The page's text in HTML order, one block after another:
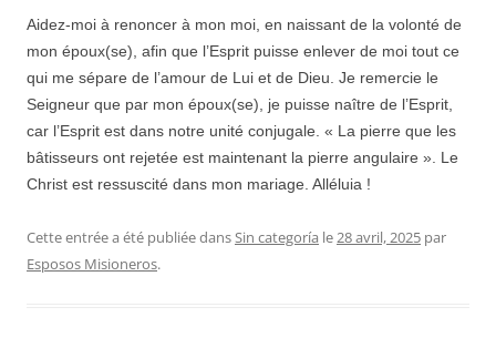
Aidez-moi à renoncer à mon moi, en naissant de la volonté de
mon époux(se), afin que l’Esprit puisse enlever de moi tout ce
qui me sépare de l’amour de Lui et de Dieu. Je remercie le
Seigneur que par mon époux(se), je puisse naître de l’Esprit,
car l’Esprit est dans notre unité conjugale. « La pierre que les
bâtisseurs ont rejetée est maintenant la pierre angulaire ». Le
Christ est ressuscité dans mon mariage. Alléluia !
Cette entrée a été publiée dansSin categoría le28 avril, 2025 par
Esposos Misioneros.